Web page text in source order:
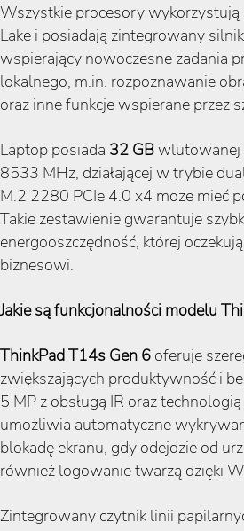
Wszystkie procesory
Lake i posiadają zintegrowany
wspierający nowoczesne zadania
lokalnego, m.in. rozpoznawanie
oraz inne funkcje wspierane przez
Laptop posiada 32 GBwlutowanej
8533 MHz, działającej w trybie
M.2 2280 PCIe 4.0 x4 może mieć
Takie zestawienie gwarantuje
energooszczędność, której
biznesowi.
Jakie są funkcjonalności modelu
ThinkPad T14s Gen 6 oferuje
zwiększających produktywność i
5 MP z obsługą IR oraz
umożliwia automatyczne
blokadę ekranu, gdy odejdzie od
również logowanie twarzą dzięki
Zintegrowany czytnik linii